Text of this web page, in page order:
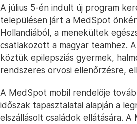
A július 5-én indult új program
településen járt a MedSpot
Hollandiából, a menekültek
csatlakozott a magyar teamhez.
köztük epilepsziás gyermek,
rendszeres orvosi ellenőrzésre,
A MedSpot mobil rendelője
időszak tapasztalatai alapján a
elszállásolt családok ellátására.